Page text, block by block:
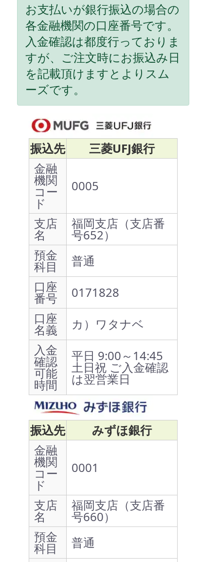
お支払いが銀行振込の場合の
各金融機関の口座番号です。
入金確認は都度行っておりま
すが、ご注文時にお振込み日
を記載頂けますとよりスム
ーズです。
振込先
三菱UFJ銀行
金融
機関
コー
ド
0005
支店
名
福岡支店（支店番
号652）
預金
科目
普通
口座
番号
0171828
口座
名義
カ）ワタナベ
入金
確認
可能
時間
平日 9:00～14:45
土日祝 ご入金確認
は翌営業日
振込先
みずほ銀行
金融
機関
コー
ド
0001
支店
名
福岡支店（支店番
号660）
預金
科目
普通